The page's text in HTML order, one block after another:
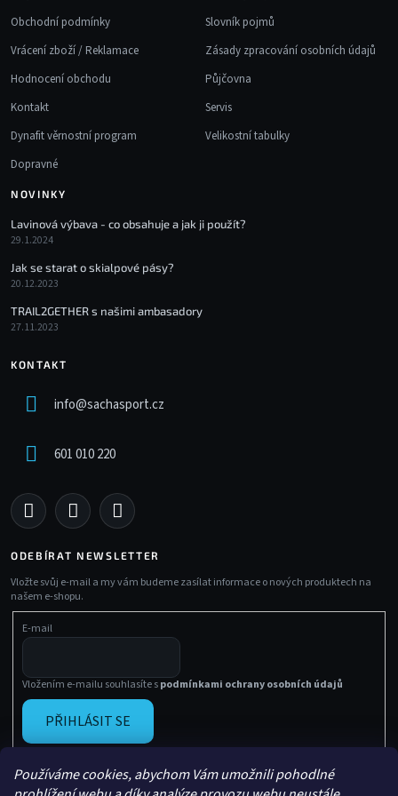
Používáme cookies, abychom Vám umožnili pohodlné
Obchodní podmínky
Vrácení zboží / Reklamace
Hodnocení obchodu
Kontakt
Dynafit věrnostní program
Dopravné
Slovník pojmů
Zásady zpracování osobních údajů
Půjčovna
Servis
Velikostní tabulky
NOVINKY
Lavinová výbava - co obsahuje a jak ji použít?
29.1.2024
Jak se starat o skialpové pásy?
20.12.2023
TRAIL2GETHER s našimi ambasadory
27.11.2023
KONTAKT
info@sachasport.cz
601 010 220
ODEBÍRAT NEWSLETTER
Vložte svůj e-mail a my vám budeme zasílat informace o nových produktech na
našem e-shopu.
E-mail
Vložením e-mailu souhlasíte spodmínkami ochrany osobních údajů
PŘIHLÁSIT SE